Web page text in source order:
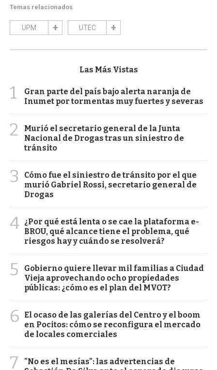
Temas relacionados
UPM UTEC
Las Más Vistas
1
Gran parte del país bajo alerta naranja de
Inumet por tormentas muy fuertes y severas
2
Murió el secretario general de la Junta
Nacional de Drogas tras un siniestro de
tránsito
3
Cómo fue el siniestro de tránsito por el que
murió Gabriel Rossi, secretario general de
Drogas
4 ¿Por qué está lenta o se cae la plataforma e-
BROU, qué alcance tiene el problema, qué
riesgos hay y cuándo se resolverá?
5
Gobierno quiere llevar mil familias a Ciudad
Vieja aprovechando ocho propiedades
públicas: ¿cómo es el plan del MVOT?
6
El ocaso de las galerías del Centro y el boom
en Pocitos: cómo se reconfigura el mercado
de locales comerciales
7
"No es el mesías": las advertencias de